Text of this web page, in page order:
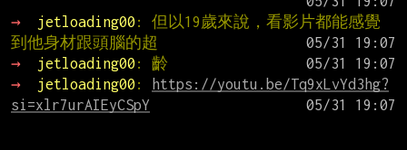
→
jetloading00 : 但以19歲來說，看影片都能感覺
到他身材跟頭腦的超
→
jetloading00 : 齡
→
jetloading00 :
https://youtu.be/Tq9xLvYd3hg?
si=xlr7urAIEyCSpY